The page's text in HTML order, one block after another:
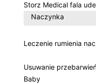
Storz Medical fala
Naczynka
Leczenie rumienia
Usuwanie
Baby